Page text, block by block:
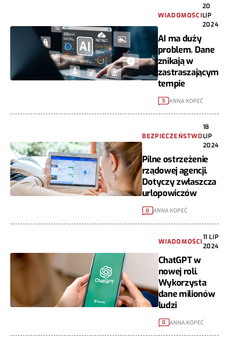
WIADOMOŚCI
20
LIP
2024
AI ma duży
problem. Dane
znikają w
zastraszającym
tempie
5 ANNA KOPEĆ
BEZPIECZEŃSTWO
18
LIP
2024
Pilne ostrzeżenie
rządowej agencji.
Dotyczy zwłaszcza
urlopowiczów
0 ANNA KOPEĆ
WIADOMOŚCI
11 LIP
2024
ChatGPT w
nowej roli.
Wykorzysta
dane milionów
ludzi
0 ANNA KOPEĆ